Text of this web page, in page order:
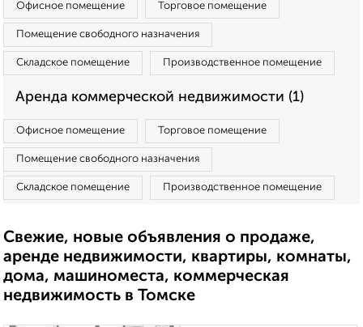
Офисное помещение Торговое помещение
Помещение свободного назначения
Складское помещение Производственное помещение
Аренда коммерческой недвижимости (1)
Офисное помещение Торговое помещение
Помещение свободного назначения
Складское помещение Производственное помещение
Свежие, новые объявления о продаже,
аренде недвижимости, квартиры, комнаты,
дома, машиноместа, коммерческая
недвижимость в Томске